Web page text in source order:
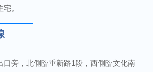
。
口旁，北側臨重新路1段，西側臨文化南